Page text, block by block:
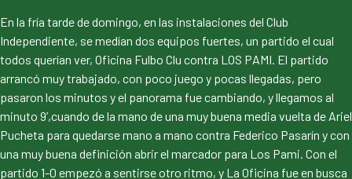
En la fría tarde de domingo, en las instalaciones del Club
Independiente, se medían dos equipos fuertes, un partido el cual
todos querían ver, Oficina Fulbo Clu contra LOS PAMI. El partido
arrancó muy trabajado, con poco juego y pocas llegadas, pero
pasaron los minutos y el panorama fue cambiando, y llegamos al
minuto 9’,cuando de la mano de una muy buena media vuelta de Ariel
Pucheta para quedarse mano a mano contra Federico Pasarín y con
una muy buena definición abrir el marcador para Los Pami. Con el
partido 1-0 empezó a sentirse otro ritmo, y La Oficina fue en busca